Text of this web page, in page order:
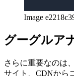
Image
グーグルア